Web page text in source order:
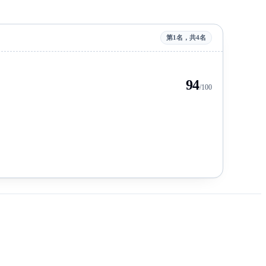
第1名，共4名
94/100